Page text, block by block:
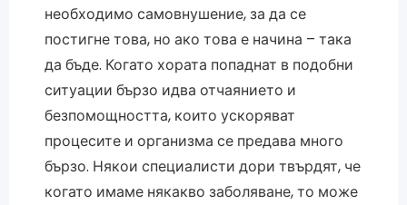
необходимо самовнушение, за да се
постигне това, но ако това е начина – така
да бъде. Когато хората попаднат в подобни
ситуации бързо идва отчаянието и
безпомощността, които ускоряват
процесите и организма се предава много
бързо. Някои специалисти дори твърдят, че
когато имаме някакво заболяване, то може